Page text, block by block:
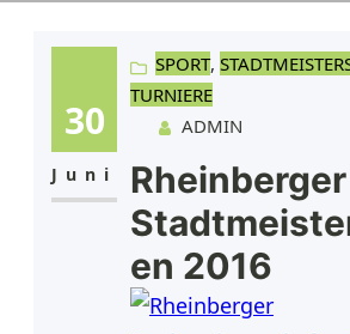
30
Juni
SPORT,
TURNIERE
ADMIN
Rheinberger
en 2016